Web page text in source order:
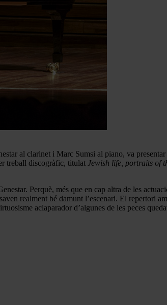
al clarinet i Marc Sumsi al piano, va
treball discogràfic, titulat Jewish life, portraits of
Perquè, més que en cap altra de les
realment bé damunt l’escenari. El repertori
aclaparador d’algunes de les peces